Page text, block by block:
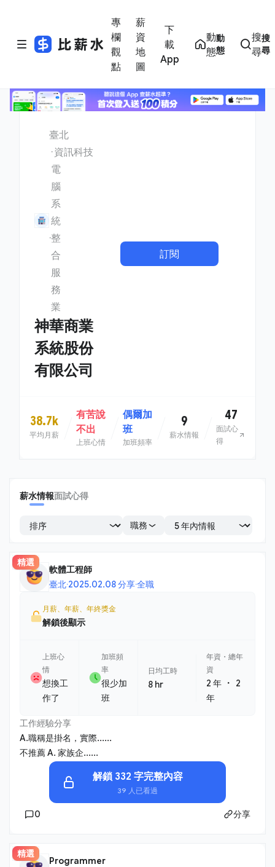
專
欄
觀
點
薪
資
地
圖
下
載
App
動
態
動
態
搜
尋
搜
尋
臺北
資訊科技
電
腦
系
統
整
合
服
務
業
神華商業
系統股份
有限公司
訂閱
38.7k
平均月薪
有苦說
不出
上班心情
偶爾加
班
加班頻率
9
薪水情報
47
面試心
得
薪水情報面試心得
職務
精選
軟體工程師
臺北·2025.02.08 分享·全職
月薪、年薪、年終獎金
解鎖後顯示
上班心
情
想換工
作了
加班頻
率
很少加
班
日均工時
8 hr
年資・總年
資
2 年 ・
2
年
工作經驗分享
A.職稱是掛名，實際......
不推薦 A. 家族企......
解鎖 332 字完整內容
39 人已看過
0 分享
精選
Programmer